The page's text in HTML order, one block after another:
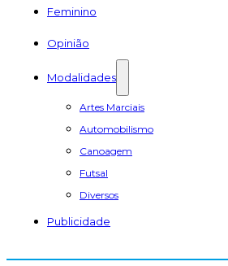
Feminino
Opinião
Modalidades
Artes Marciais
Automobilismo
Canoagem
Futsal
Diversos
Publicidade